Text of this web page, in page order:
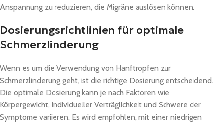
Anspannung zu reduzieren, die Migräne auslösen können.
Dosierungsrichtlinien für optimale
Schmerzlinderung
Wenn es um die Verwendung von Hanftropfen zur
Schmerzlinderung geht, ist die richtige Dosierung entscheidend.
Die optimale Dosierung kann je nach Faktoren wie
Körpergewicht, individueller Verträglichkeit und Schwere der
Symptome variieren. Es wird empfohlen, mit einer niedrigen